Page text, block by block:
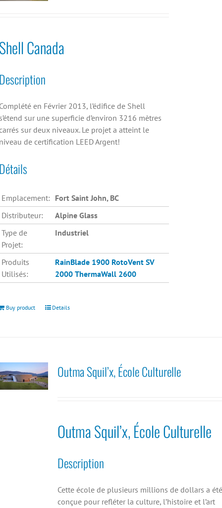
Canada
en Février 2013, l’édifice de Shell
sur une superficie d’environ 3216 mètres
sur deux niveaux. Le projet a atteint le
de certification LEED Argent!
Emplacement: Fort Saint John, BC
Distributeur:
Alpine Glass
Type de
Projet:
Industriel
Produits
Utilisés:
RainBlade 1900 RotoVent SV
2000 ThermaWall 2600
Buy product Details
Outma Squil’x, École Culturelle
Outma Squil’x, École Culturelle
Description
Cette école de plusieurs millions de dollars a été
conçue pour refléter la culture, l’histoire et l’art